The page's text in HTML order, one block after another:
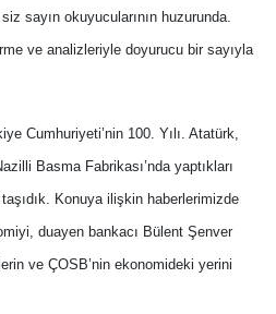
sayın okuyucularının huzurunda.
ve analizleriyle doyurucu bir sayıyla
Cumhuriyeti’nin 100. Yılı. Atatürk,
Basma Fabrikası’nda yaptıkları
Konuya ilişkin haberlerimizde
duayen bankacı Bülent Şenver
ve ÇOSB’nin ekonomideki yerini